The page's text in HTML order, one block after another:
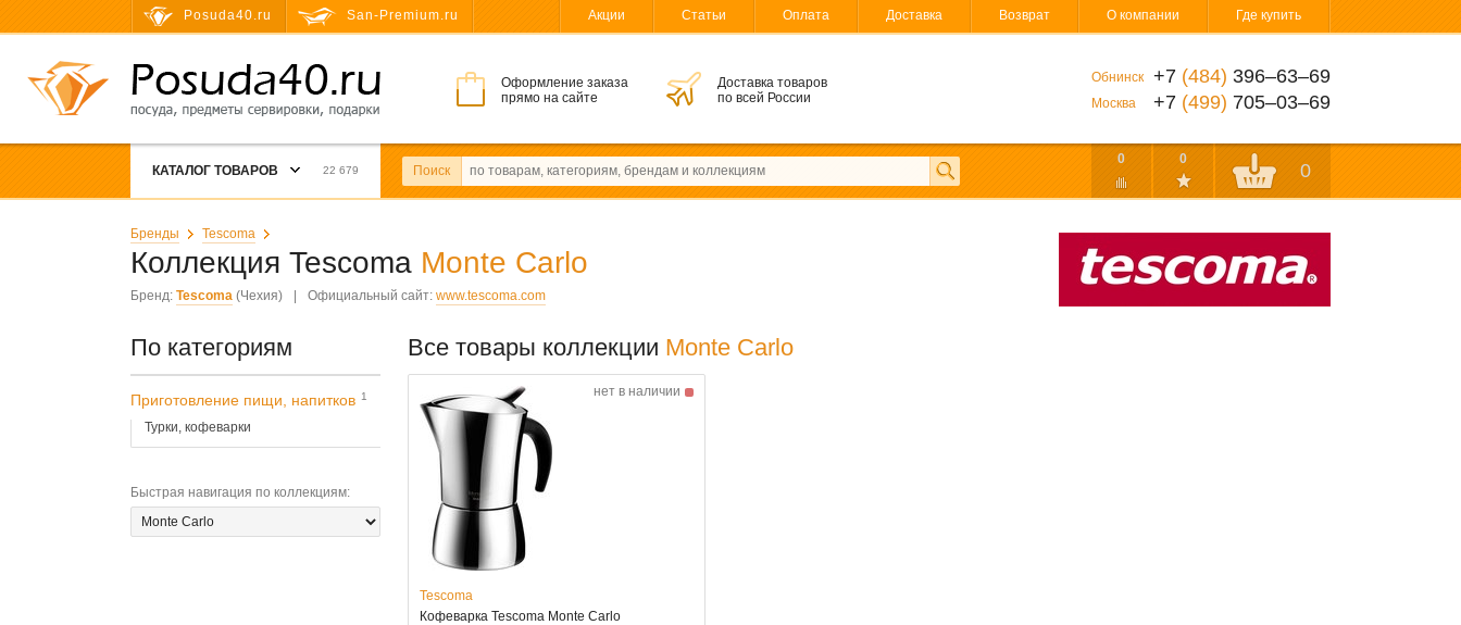
Posuda40.ru San-Premium.ru Акции Статьи Оплата Доставка Возврат О компании Где купить
Оформление заказа
прямо на сайте
Доставка товаров
по всей России
Обнинск +7 (484) 396‒63‒69
Москва +7 (499) 705‒03‒69
КАТАЛОГ ТОВАРОВ 22 679 Поиск
0 0
0
Бренды Tescoma
Коллекция Tescoma Monte Carlo
Бренд: Tescoma (Чехия) Официальный сайт: www.tescoma.com
По категориям
Приготовление пищи, напитков 1
Турки, кофеварки
Быстрая навигация по коллекциям:
Все товары коллекции Monte Carlo
нет в наличии
Tescoma
Кофеварка Tescoma Monte Carlo